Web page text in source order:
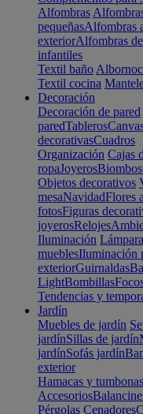
Alfombras
pequeñasAlfombras
exteriorAlfombras
infantiles
Textil baño
Textil cocina
Decoración
Decoración de pared
paredTableros
decorativasCuadros
Organización Cajas
ropaJoyerosBiombos
Objetos decorativos
mesaNavidadFlores
fotosFiguras
joyerosRelojes
Iluminación
mueblesIluminación
exteriorGuirnaldas
LightBombillas
Tendencias y
Jardín
Muebles de jardín
jardínSillas de jardín
jardínSofás jardín
exterior
Hamacas y tumbonas
Accesorios
Pérgolas Cenadores